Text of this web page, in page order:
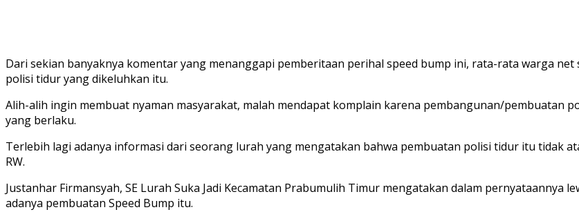
Dari sekian banyaknya komentar yang menanggapi pemberitaan perihal speed bump ini, rata-rata warga
polisi tidur yang dikeluhkan itu.
Alih-alih ingin membuat nyaman masyarakat, malah mendapat komplain karena pembangunan/pembuatan
yang berlaku.
Terlebih lagi adanya informasi dari seorang lurah yang mengatakan bahwa pembuatan polisi tidur itu tidak
RW.
Justanhar Firmansyah, SE Lurah Suka Jadi Kecamatan Prabumulih Timur mengatakan dalam
adanya pembuatan Speed Bump itu.